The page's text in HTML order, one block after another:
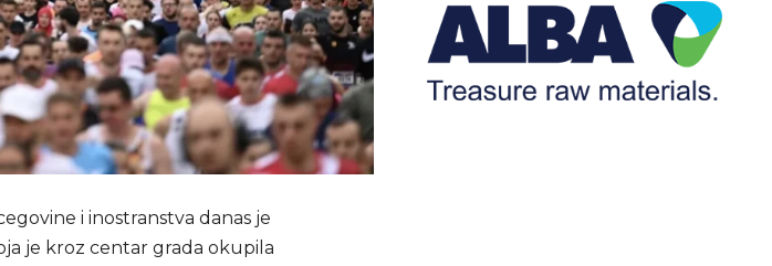
i inostranstva danas je
je kroz centar grada okupila